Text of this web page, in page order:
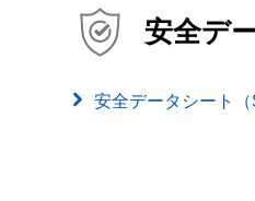
安全デ
安全データシート（